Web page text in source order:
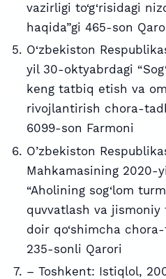
vazirligi to‘g‘risidagi
haqida”gi 465-son
O‘zbekiston
yil 30-oktyabrdagi
keng tatbiq etish va
rivojlantirish chora-
6099-son Farmoni
O’zbekiston
Mahkamasining 2020-
“Aholining sog‘lom
quvvatlash va jismoniy
doir qo‘shimcha chora-
235-sonli Qarori
– Toshkent: Istiqlol,